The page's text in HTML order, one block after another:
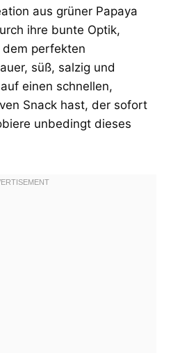
aus grüner Papaya
ihre bunte Optik,
perfekten
süß, salzig und
einen schnellen,
Snack hast, der sofort
unbedingt dieses